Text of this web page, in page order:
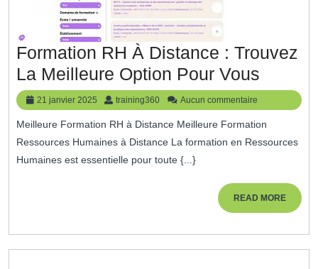
Formation RH À Distance : Trouvez
La Meilleure Option Pour Vous
RH
À
La
21 janvier 2025
21
janvier
2025
training360 training360
Aucun commentaire
Meilleure Formation RH à Distance Meilleure Formation
Ressources Humaines à Distance La formation en Ressources
Humaines est essentielle pour toute {...}
READ MOREREAD
MORE